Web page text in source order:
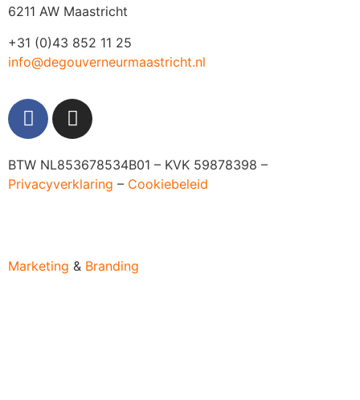
6211 AW Maastricht
+31 (0)43 852 11 25
info@degouverneurmaastricht.nl
BTW NL853678534B01 – KVK 59878398 –
Privacyverklaring – Cookiebeleid
Marketing & Branding